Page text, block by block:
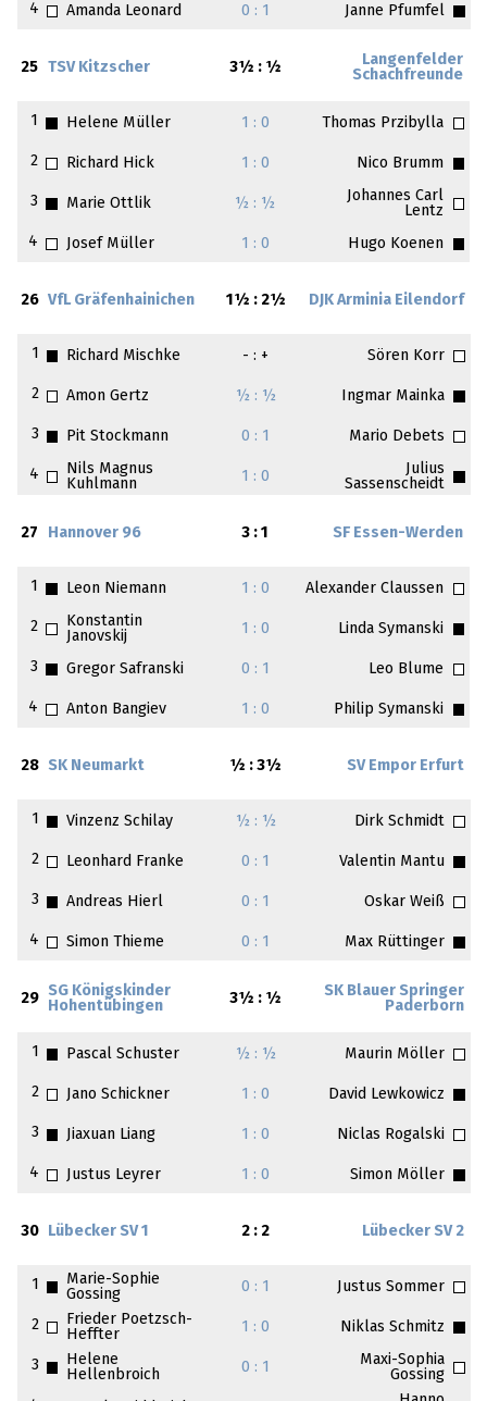
4 Amanda Leonard 0 : 1 Janne Pfumfel
25 TSV Kitzscher 3½ : ½
Langenfelder
Schachfreunde
1 Helene Müller 1 : 0 Thomas Przibylla
2 Richard Hick 1 : 0 Nico Brumm
3 Marie Ottlik ½ : ½
Johannes Carl
Lentz
4
Josef Müller 1 : 0 Hugo Koenen
26 VfL Gräfenhainichen 1½ : 2½ DJK Arminia Eilendorf
1 Richard Mischke - : + Sören Korr
2 Amon Gertz ½ : ½ Ingmar Mainka
3 Pit Stockmann 0 : 1 Mario Debets
4
Nils Magnus
Kuhlmann
1 : 0
Julius
Sassenscheidt
27 Hannover 96 3 : 1 SF Essen-Werden
1 Leon Niemann 1 : 0 Alexander Claussen
2
Konstantin
Janovskij
1 : 0 Linda Symanski
3 Gregor Safranski 0 : 1 Leo Blume
4 Anton Bangiev 1 : 0 Philip Symanski
28 SK Neumarkt ½ : 3½ SV Empor Erfurt
1 Vinzenz Schilay ½ : ½ Dirk Schmidt
2 Leonhard Franke 0 : 1 Valentin Mantu
3 Andreas Hierl 0 : 1 Oskar Weiß
4 Simon Thieme 0 : 1 Max Rüttinger
29
SG Königskinder
Hohentübingen
3½ : ½
SK Blauer Springer
Paderborn
1 Pascal Schuster ½ : ½ Maurin Möller
2 Jano Schickner 1 : 0 David Lewkowicz
3 Jiaxuan Liang 1 : 0 Niclas Rogalski
4 Justus Leyrer 1 : 0 Simon Möller
30 Lübecker SV 1 2 : 2 Lübecker SV 2
1
Marie-Sophie
Gossing
0 : 1 Justus Sommer
2
Frieder Poetzsch-
Heffter
1 : 0 Niklas Schmitz
3
Helene
Hellenbroich
0 : 1
Maxi-Sophia
Gossing